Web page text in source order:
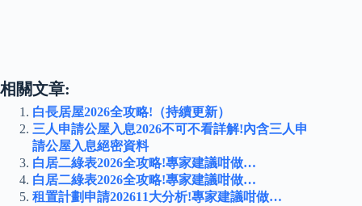
相關文章:
白長居屋2026全攻略!（持續更新）
三人申請公屋入息2026不可不看詳解!內含三人申
請公屋入息絕密資料
白居二綠表2026全攻略!專家建議咁做…
白居二綠表2026全攻略!專家建議咁做…
租置計劃申請202611大分析!專家建議咁做…